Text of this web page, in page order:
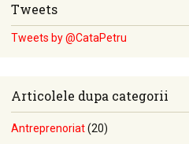
Tweets
Tweets by @CataPetru
Articolele dupa categorii
Antreprenoriat(20)